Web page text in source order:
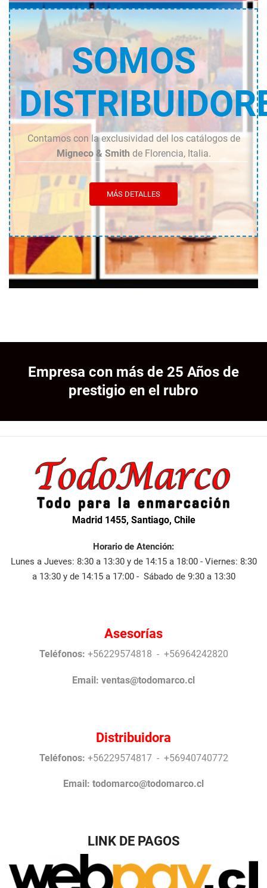
SOMOS
Contamos con la exclusividad del los catálogos de
Migneco & Smith de Florencia, Italia.
MÁS DETALLES
Empresa con más de 25 Años de
prestigio en el rubro
Madrid 1455, Santiago, Chile
Horario de Atención:
Lunes a Jueves: 8:30 a 13:30 y de 14:15 a 18:00 - Viernes: 8:30
a 13:30 y de 14:15 a 17:00 - Sábado de 9:30 a 13:30
Asesorías
Teléfonos: +56229574818 - +56964242820
Email: ventas@todomarco.cl
Distribuidora
Teléfonos: +56229574817 - +56940740772
Email: todomarco@todomarco.cl
LINK DE PAGOS